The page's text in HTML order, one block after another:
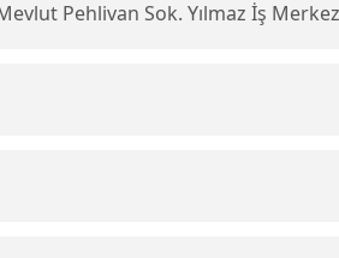
Pehlivan Sok. Yılmaz İş